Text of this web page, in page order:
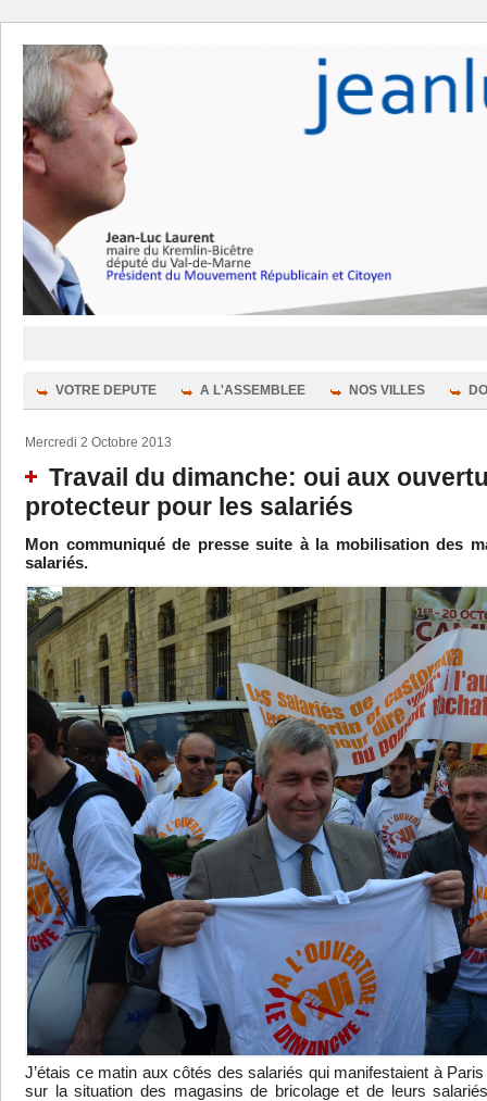
VOTRE DEPUTE A L'ASSEMBLEE NOS VILLES
Mercredi 2 Octobre 2013
Travail du dimanche: oui aux
protecteur pour les salariés
Mon communiqué de presse suite à la mobilisation des
salariés.
J’étais ce matin aux côtés des salariés qui manifestaient à
sur la situation des magasins de bricolage et de leurs